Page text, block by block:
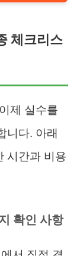
체크리스
제 실수를
니다. 아래
시간과 비용
확인 사항